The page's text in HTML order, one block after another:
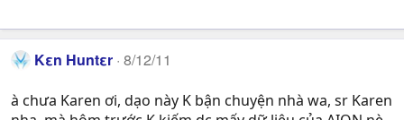
Kεn Huntεr 8/12/11
à chưa Karen ơi, dạo này K bận chuyện nhà wa, sr Karen